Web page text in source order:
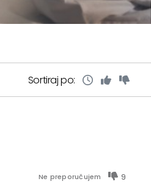
Sortiraj po:
Ne preporučujem 9